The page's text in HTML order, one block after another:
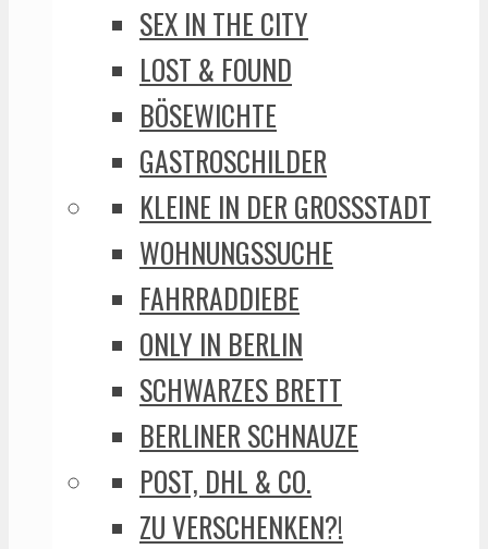
SEX IN THE CITY
LOST & FOUND
BÖSEWICHTE
GASTROSCHILDER
KLEINE IN DER GROSSSTADT
WOHNUNGSSUCHE
FAHRRADDIEBE
ONLY IN BERLIN
SCHWARZES BRETT
BERLINER SCHNAUZE
POST, DHL & CO.
ZU VERSCHENKEN?!